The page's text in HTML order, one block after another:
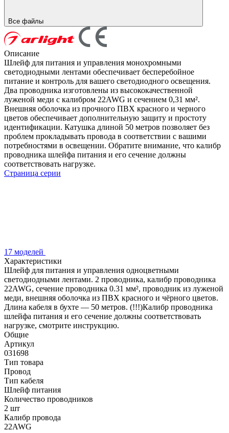
Все файлы
Описание
Шлейф для питания и управления монохромными
светодиодными лентами обеспечивает бесперебойное
питание и контроль для вашего светодиодного освещения.
Два проводника изготовлены из высококачественной
луженой меди с калибром 22AWG и сечением 0,31 мм².
Внешняя оболочка из прочного ПВХ красного и черного
цветов обеспечивает дополнительную защиту и простоту
идентификации. Катушка длиной 50 метров позволяет без
проблем прокладывать провода в соответствии с вашими
потребностями в освещении. Обратите внимание, что калибр
проводника шлейфа питания и его сечение должны
соответствовать нагрузке.
Страница серии
17 моделей
Характеристики
Шлейф для питания и управления одноцветными
светодиодными лентами. 2 проводника, калибр проводника
22AWG, сечение проводника 0.31 мм², проводник из луженой
меди, внешняя оболочка из ПВХ красного и чёрного цветов.
Длина кабеля в бухте — 50 метров. (!!!)Калибр проводника
шлейфа питания и его сечение должны соответствовать
нагрузке, смотрите инструкцию.
Общие
Артикул
031698
Тип товара
Провод
Тип кабеля
Шлейф питания
Количество проводников
2 шт
Калибр провода
22AWG